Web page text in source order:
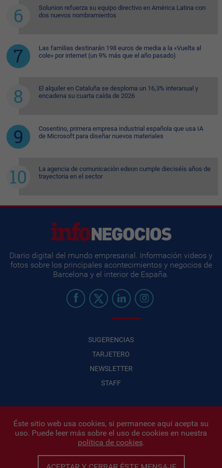
Solunion refuerza su equipo directivo en América Latina con
dos nuevos nombramientos
Las familias destinarán 198 euros de media a la «Vuelta al
cole» por internet (un 9% más que el año pasado)
El alquiler en Cataluña se desploma un 16,3% interanual y
encadena su cuarta caída de 2026
Cosentino, primera empresa industrial española que usa IA
de Microsoft para diseñar nuevos materiales
La agencia de comunicación edeon cumple dieciséis años de
trayectoria en el sector
Diario digital del mundo empresarial. Información videos y
fotos sobre los principales acontecimientos y negocios de
Barcelona y el interior de España.
SUGERENCIAS
TARJETERO
NEWSLETTER
STAFF
Infonegocios 2026| INFONEGOCIOS S.A. · CUIT: 30710438486 |
Políticas de Privacidad|Protección de datos personales
Iñigo Biain
Éste sitio web usa cookies, si permanece aquí acepta su
uso. Puede leer más sobre el uso de cookies en nuestra
política de cookies.